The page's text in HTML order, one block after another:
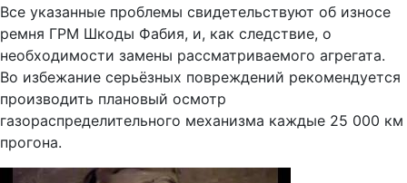
Все указанные проблемы свидетельствуют об износе
ремня ГРМ Шкоды Фабия, и, как следствие, о
необходимости замены рассматриваемого агрегата.
Во избежание серьёзных повреждений рекомендуется
производить плановый осмотр
газораспределительного механизма каждые 25 000 км
прогона.